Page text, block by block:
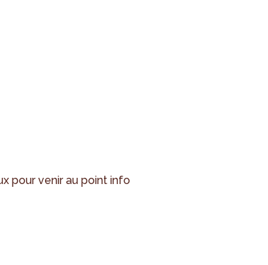
pour venir au point info